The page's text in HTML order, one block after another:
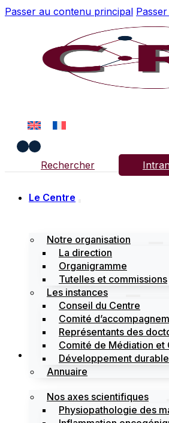
Passer au contenu principal
Rechercher
Le Centre
Notre organisation
La direction
Organigramme
Tutelles et commissions
Les instances
Conseil du Centre
Comité
Représentants des
Comité de Médiation et
Développement durable
Annuaire
Recherche
Nos axes scientifiques
Physiopathologie des